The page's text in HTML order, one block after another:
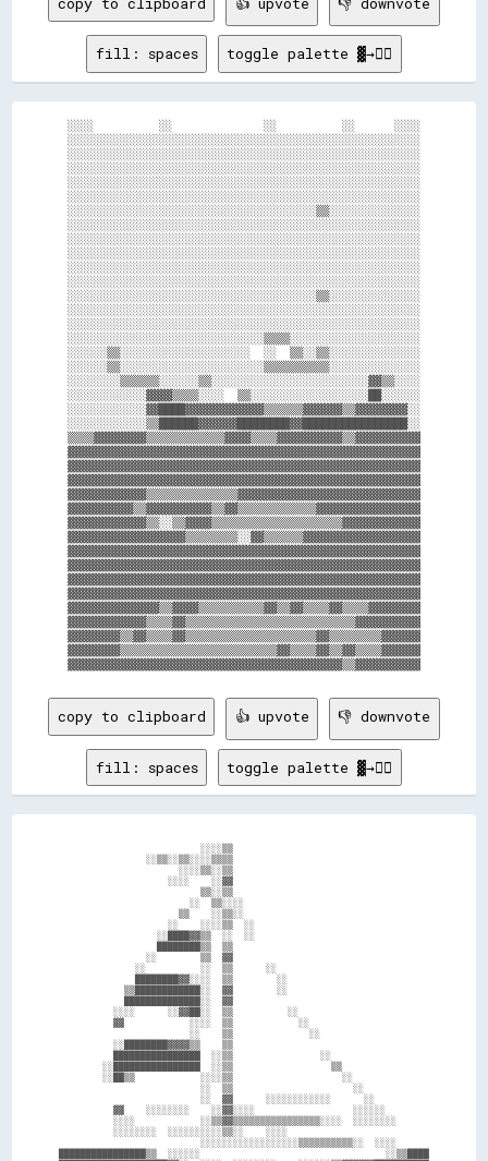
fill: spaces toggle palette ▓→✊🏽
░░░░          ░░              ░░          ░░      ░░░░
░░░░░░░░░░░░░░░░░░░░░░░░░░░░░░░░░░░░░░░░░░░░░░░░░░░░░░
░░░░░░░░░░░░░░░░░░░░░░░░░░░░░░░░░░░░░░░░░░░░░░░░░░░░░░
░░░░░░░░░░░░░░░░░░░░░░░░░░░░░░░░░░░░░░░░░░░░░░░░░░░░░░
░░░░░░░░░░░░░░░░░░░░░░░░░░░░░░░░░░░░░░░░░░░░░░░░░░░░░░
░░░░░░░░░░░░░░░░░░░░░░░░░░░░░░░░░░░░░░░░░░░░░░░░░░░░░░
░░░░░░░░░░░░░░░░░░░░░░░░░░░░░░░░░░░░░░▒▒░░░░░░░░░░░░░░
░░░░░░░░░░░░░░░░░░░░░░░░░░░░░░░░░░░░░░░░░░░░░░░░░░░░░░
░░░░░░░░░░░░░░░░░░░░░░░░░░░░░░░░░░░░░░░░░░░░░░░░░░░░░░
░░░░░░░░░░░░░░░░░░░░░░░░░░░░░░░░░░░░░░░░░░░░░░░░░░░░░░
░░░░░░░░░░░░░░░░░░░░░░░░░░░░░░░░░░░░░░░░░░░░░░░░░░░░░░
░░░░░░░░░░░░░░░░░░░░░░░░░░░░░░░░░░░░░░░░░░░░░░░░░░░░░░
░░░░░░░░░░░░░░░░░░░░░░░░░░░░░░░░░░░░░░▒▒░░░░░░░░░░░░░░
░░░░░░░░░░░░░░░░░░░░░░░░░░░░░░░░░░░░░░░░░░░░░░░░░░░░░░
░░░░░░░░░░░░░░░░░░░░░░░░░░░░░░░░░░░░░░░░░░░░░░░░░░░░░░
░░░░░░░░░░░░░░░░░░░░░░░░░░░░░░▒▒▒▒░░░░░░░░░░░░░░░░░░░░
░░░░░░▒▒░░░░░░░░░░░░░░░░░░░░  ░░  ▒▒░░▒▒░░░░░░░░░░░░░░
░░░░░░▒▒░░░░░░░░░░░░░░░░░░░░░░▒▒▒▒▒▒▒▒▒▒░░░░░░░░░░░░░░
░░░░░░░░▒▒▒▒▒▒░░░░░░▒▒░░░░░░░░░░░░░░░░░░░░░░░░▓▓▒▒░░░░
░░░░░░░░░░░░▓▓▓▓▒▒▒▒░░░░  ▒▒░░░░░░░░░░░░░░░░░░██░░░░░░
░░░░░░░░░░░░▓▓████▓▓▓▓▓▓▓▓▓▓▓▓▒▒▒▒▒▒▓▓▓▓▓▓▒▒▓▓▓▓▓▓▓▓░░
░░░░░░░░░░░░▒▒██████▓▓▓▓▓▓████████▓▓████████████████░░
▒▒▒▒▓▓▓▓▓▓▓▓▒▒▒▒▒▒▒▒▒▒▒▒▓▓▓▓▒▒▒▒▓▓▓▓▓▓▓▓▓▓▒▒▓▓▓▓▓▓▓▓▓▓
▓▓▓▓▓▓▓▓▓▓▓▓▓▓▓▓▓▓▓▓▓▓▓▓▓▓▓▓▓▓▓▓▓▓▓▓▓▓▓▓▓▓▓▓▓▓▓▓▓▓▓▓▓▓
▓▓▓▓▓▓▓▓▓▓▓▓▓▓▓▓▓▓▓▓▓▓▓▓▓▓▓▓▓▓▓▓▓▓▓▓▓▓▓▓▓▓▓▓▓▓▓▓▓▓▓▓▓▓
▓▓▓▓▓▓▓▓▓▓▓▓▓▓▓▓▓▓▓▓▓▓▓▓▓▓▓▓▓▓▓▓▓▓▓▓▓▓▓▓▓▓▓▓▓▓▓▓▓▓▓▓▓▓
▓▓▓▓▓▓▓▓▓▓▓▓▒▒▒▒▒▒▒▒▒▒▒▒▒▒▓▓▓▓▓▓▓▓▓▓▓▓▓▓▓▓▓▓▓▓▓▓▓▓▓▓▓▓
▓▓▓▓▓▓▓▓▓▓▒▒▓▓▓▓▓▓▓▓▓▓▒▒▓▓▒▒▒▒▒▒▒▒▒▒▒▒▓▓▓▓▓▓▓▓▓▓▓▓▓▓▓▓
▓▓▓▓▓▓▓▓▓▓▓▓▒▒░░▒▒▓▓▓▓▒▒▒▒▒▒▒▒▒▒▒▒▒▒▒▒▒▒▒▒▓▓▓▓▓▓▓▓▓▓▓▓
▓▓▓▓▓▓▓▓▓▓▓▓▓▓▓▓▓▓▒▒▒▒▒▒▒▒░░▓▓▒▒▒▒▒▒▓▓▓▓▓▓▓▓▓▓▓▓▓▓▓▓▓▓
▓▓▓▓▓▓▓▓▓▓▓▓▓▓▓▓▓▓▓▓▓▓▓▓▓▓▓▓▓▓▓▓▓▓▓▓▓▓▓▓▓▓▓▓▓▓▓▓▓▓▓▓▓▓
▓▓▓▓▓▓▓▓▓▓▓▓▓▓▓▓▓▓▓▓▓▓▓▓▓▓▓▓▓▓▓▓▓▓▓▓▓▓▓▓▓▓▓▓▓▓▓▓▓▓▓▓▓▓
▓▓▓▓▓▓▓▓▓▓▓▓▓▓▓▓▓▓▓▓▓▓▓▓▓▓▓▓▓▓▓▓▓▓▓▓▓▓▓▓▓▓▓▓▓▓▓▓▓▓▓▓▓▓
▓▓▓▓▓▓▓▓▓▓▓▓▓▓▓▓▓▓▓▓▓▓▓▓▓▓▓▓▓▓▓▓▓▓▓▓▓▓▓▓▓▓▓▓▓▓▓▓▓▓▓▓▓▓
▓▓▓▓▓▓▓▓▓▓▓▓▓▓▒▒▓▓▓▓▒▒▒▒▒▒▒▒▒▒▓▓▒▒▓▓▒▒▒▒▓▓▒▒▒▒▓▓▓▓▓▓▓▓
▓▓▓▓▓▓▓▓▓▓▓▓▒▒▒▒▓▓▒▒▒▒▒▒▒▒▒▒▒▒▒▒▒▒▒▒▒▒▒▒▒▒▒▒▓▓▓▓▓▓▓▓▓▓
▓▓▓▓▓▓▓▓▒▒▓▓▒▒▒▒▓▓▒▒▒▒▒▒▒▒▒▒▒▒▒▒▒▒▒▒▒▒▓▓▒▒▒▒▒▒▒▒▓▓▓▓▓▓
▓▓▓▓▓▓▓▓▒▒▒▒▒▒▒▒▒▒▒▒▒▒▒▒▒▒▒▒▒▒▒▒▓▓▒▒▒▒▓▓▒▒▓▓▒▒▒▒▓▓▓▓▓▓
copy to clipboard 👍 upvote 👎 downvote
fill: spaces toggle palette ▓→✊🏽
                          ░░░░▒▒
                ░░▒▒░░▒▒░░░░▒▒▒▒
                      ░░░░▒▒░░▒▒
                    ░░░░    ░░▓▓
                          ▒▒░░▒▒
                        ░░  ▒▒░░░░
                      ▒▒    ░░▒▒░░
                    ░░    ░░░░▒▒  ░░
                  ░░████▓▓▒▒  ░░  ░░
                  ████████▒▒  ▒▒
                ░░        ▒▒  ▓▓
              ░░          ░░  ▒▒      ░░
              ████████▓▓░░░░  ▒▒        ░░
            ▒▒████████████░░  ▓▓        ░░
            ██████████████░░  ▓▓
          ░░░░      ░░▓▓██░░  ▒▒          ░░
          ▓▓            ░░░░  ▒▒            ░░
                        ░░    ▒▒              ░░
          ░░████████▓▓▓▓▒▒    ▒▒
          ████████████████  ░░▒▒                ░░
        ░░████████████████  ░░▒▒                  ▒▒
        ░░██▒▒            ░░░░▒▒                    ░░
                          ░░  ▒▒                      ░░
                          ░░  ▓▓      ░░░░░░░░░░░░      ░░
          ▓▓    ░░░░░░░░    ░░▓▓░░░░                  ░░░░░░
          ░░░░            ░░▒▒▓▓▒▒▒▒▒▒▒▒▒▒▒▒▒▒▒▒░░░░  ░░░░░░░░
          ░░░░░░░░  ░░░░░░░░░░▒▒░░    ░░░░
                          ░░░░░░░░░░░░░░░░░░▒▒▒▒▒▒▒▒▒▒░░  ░░░░
████████████████▒▒  ░░░░░░                                  ░░▒▒████